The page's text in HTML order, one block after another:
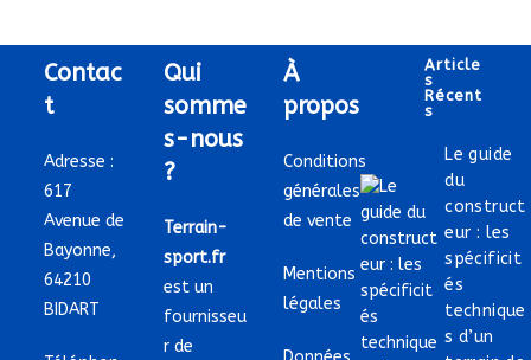
Contac
t
Adresse :
617
Avenue de
Bayonne,
64210
BIDART
Qui
somme
s-nous
?
Terrain-
sport.fr
est un
fournisseu
r de
À
propos
Conditions
générales
de vente
Mentions
légales
Article
S
Récent
S
Le guide
du
construct
eur : les
spécificit
és
technique
s d’un